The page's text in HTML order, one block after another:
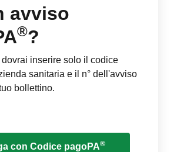
avviso
®?
dovrai inserire solo il codice
sanitaria e il n° dell'avviso
bollettino.
con Codice pagoPA®